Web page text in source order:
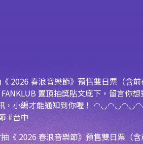
2026 春浪音樂節》預售雙日票（
置頂抽獎貼文底下，留言你
絡資訊，小編才能通知到你喔！
#台中